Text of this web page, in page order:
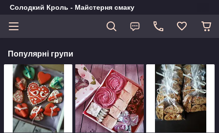
Солодкий Кроль - Майстерня смаку
Популярні групи